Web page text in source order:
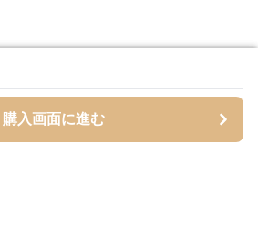
購入画面に進む
購入画面に進む